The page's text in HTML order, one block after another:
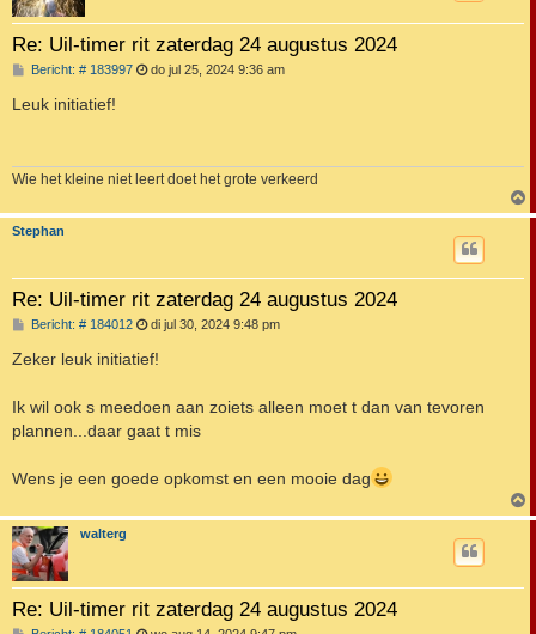
Re: Uil-timer rit zaterdag 24 augustus 2024
Bericht: # 183997B do jul 25, 2024 9:36 am
Leuk initiatief!
Wie het kleine niet leert doet het grote verkeerd
Stephan
Re: Uil-timer rit zaterdag 24 augustus 2024
Bericht: # 184012B
r
t
di jul 30, 2024 9:48 pm
Zeker leuk initiatief!
Ik wil ook s meedoen aan zoiets alleen moet t dan van tevoren
plannen...daar gaat t mis
Wens je een goede opkomst en een mooie dag
walterg
Re: Uil-timer rit zaterdag 24 augustus 2024